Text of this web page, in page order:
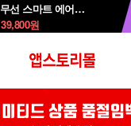
아이리버 무선 스마트 에어펌프 AP-200W
39,800원